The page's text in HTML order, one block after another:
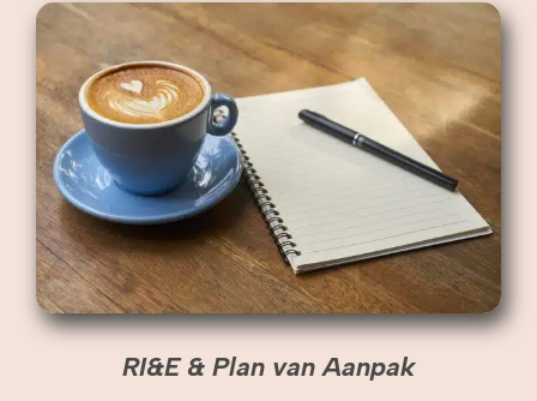
RI&E & Plan van Aanpak